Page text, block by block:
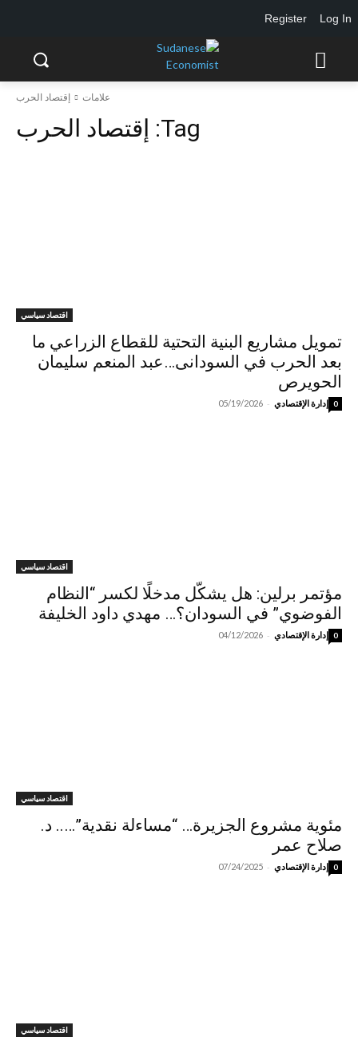
علامات إقتصاد الحرب
Tag: إقتصاد الحرب
اقتصاد سياسي
تمويل مشاريع البنية التحتية للقطاع الزراعي ما
بعد الحرب في السودانى…عبد المنعم سليمان
الحويرص
إدارة الإقتصادي -
05/19/2026 0
اقتصاد سياسي
مؤتمر برلين: هل يشكّل مدخلًا لكسر “النظام
الفوضوي” في السودان؟… مهدي داود الخليفة
إدارة الإقتصادي -
04/12/2026 0
اقتصاد سياسي
مئوية مشروع الجزيرة… “مساءلة نقدية”….. د.
صلاح عمر
إدارة الإقتصادي -
07/24/2025 0
اقتصاد سياسي
Log In
Register